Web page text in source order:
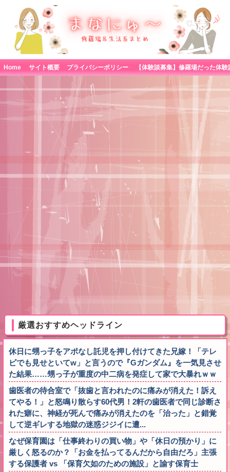
Home サイト概要 プライバシーポリシー
厳選おすすめヘッドライン
休日に甥っ子をアポなし託児を押し付けてきた兄嫁！「テレ
ビでも見せといてw」と言うので『Gガンダム』を一気見させ
た結果……甥っ子が重度の中二病を発症して家で大暴れｗｗ
歯医者の待合室で「抜歯と言われたのに痛みが消えた！訴え
てやる！」と怒鳴り散らす60代男！2軒の歯医者で同じ診断さ
れた癖に、神経が死んで痛みが消えたのを「治った」と錯覚
して逆ギレする地獄の迷惑ジジイに遭...
なぜ保育園は「仕事終わりの買い物」や「休日の預かり」に
厳しく怒るのか？「お金を払ってるんだから自由だろ」主張
する保護者 vs 「保育欠如のための施設」と諭す保育士